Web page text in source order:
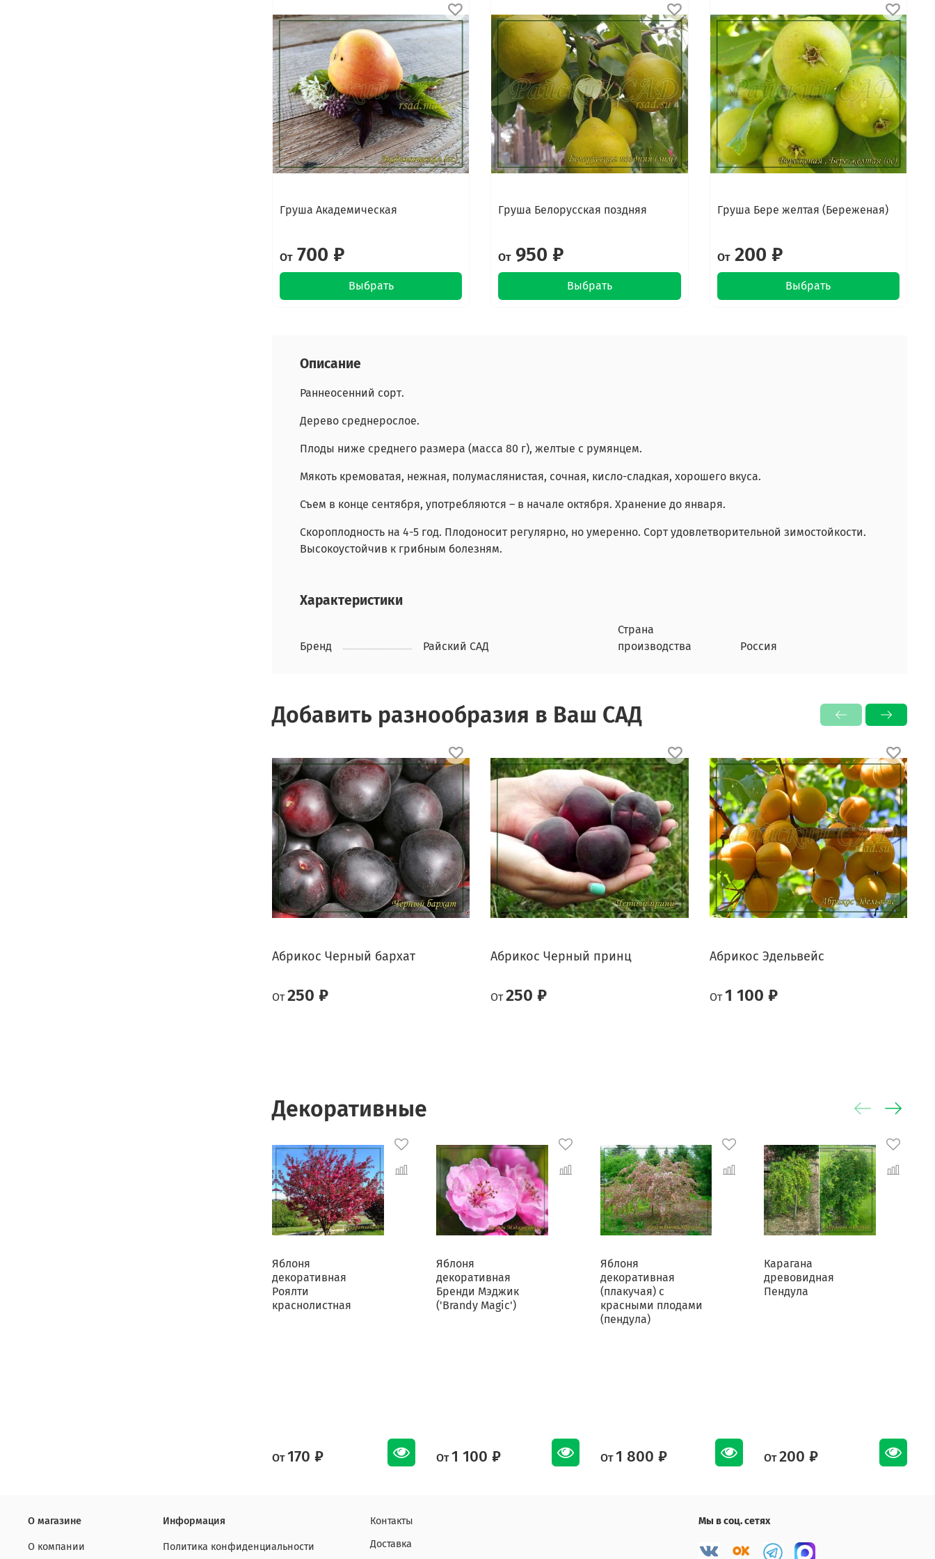
Груша Академическая
От700 ₽
Выбрать
Груша Белорусская поздняя
От950 ₽
Выбрать
Груша Бере желтая (Береженая)
От200 ₽
Выбрать
Описание
Раннеосенний сорт.
Дерево среднерослое.
Плоды ниже среднего размера (масса 80 г), желтые с румянцем.
Мякоть кремоватая, нежная, полумаслянистая, сочная, кисло-сладкая, хорошего вкуса.
Съем в конце сентября, употребляются – в начале октября. Хранение до января.
Скороплодность на 4-5 год. Плодоносит регулярно, но умеренно. Сорт удовлетворительной зимостойкости.
Высокоустойчив к грибным болезням.
Характеристики
Бренд Райский САД
Страна
производства
Россия
Добавить разнообразия в Ваш САД
Абрикос Черный бархат
От 250 ₽
Абрикос Черный принц
От 250 ₽
Абрикос Эдельвейс
От 1 100 ₽
Декоративные
Яблоня
декоративная
Роялти
краснолистная
От 170 ₽
Яблоня
декоративная
Бренди Мэджик
('Brandy Magic')
От 1 100 ₽
Яблоня
декоративная
(плакучая) с
красными плодами
(пендула)
От 1 800 ₽
Карагана
древовидная
Пендула
От 200 ₽
О магазине
О компании
Информация
Политика конфиденциальности
Контакты
Доставка
Мы в соц. сетях